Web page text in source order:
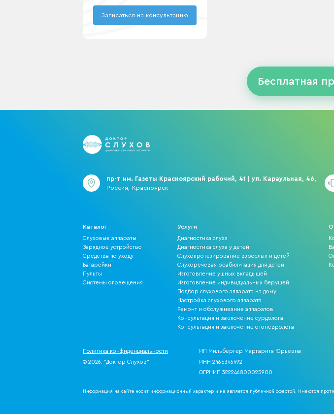
Записаться на консультацию
Бесплатная
пр-т им. Газеты Красноярский рабочий, 41 | ул. Караульная, 46,
Россия, Красноярск
Каталог
Слуховые аппараты
Зарядное устройство
Средства по уходу
Батарейки
Пульты
Системы оповещения
Услуги
Диагностика слуха
Диагностика слуха у детей
Слухопротезирование взрослых и детей
Слухоречевая реабилитация для детей
Изготовление ушных вкладышей
Изготовление индивидуальных берушей
Подбор слухового аппарата на дому
Настройка слухового аппарата
Ремонт и обслуживание аппаратов
Консультация и заключение сурдолога
Консультация и заключение отоневролога
О
Политика конфиденциальности
© 2026. “Доктор Слухов”
ИП Мильбергер Маргарита Юрьевна
ИНН 2465346492
ОГРНИП 322246800025900
Информация на сайте носит информационный характер и не является публичной офертой. Имеются